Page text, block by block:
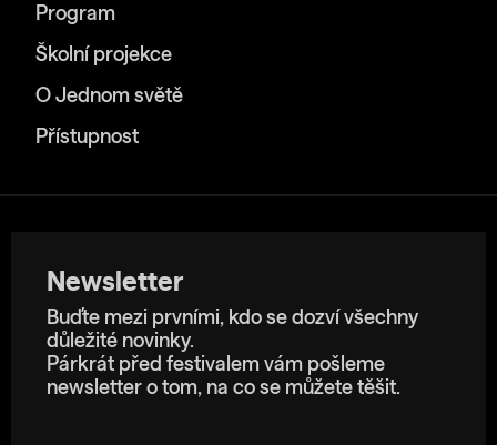
Program
Školní projekce
O Jednom světě
Přístupnost
Newsletter
Buďte mezi prvními, kdo se dozví všechny
důležité novinky.
Párkrát před festivalem vám pošleme
newsletter o tom, na co se můžete těšit.